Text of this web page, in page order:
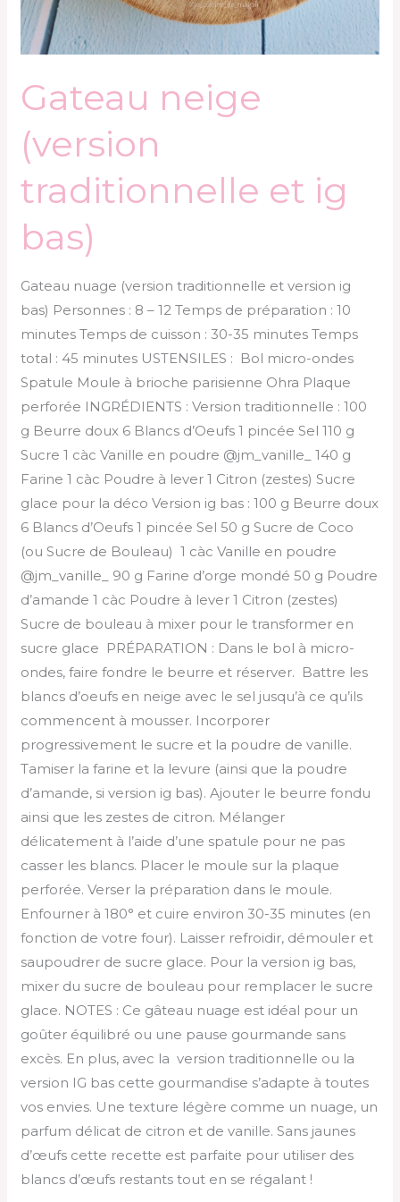
Gateau neige
(version
traditionnelle et ig
bas)
Gateau nuage (version traditionnelle et version ig
bas) Personnes : 8 – 12 Temps de préparation : 10
minutes Temps de cuisson : 30-35 minutes Temps
total : 45 minutes USTENSILES : Bol micro-ondes
Spatule Moule à brioche parisienne Ohra Plaque
perforée INGRÉDIENTS : Version traditionnelle : 100
g Beurre doux 6 Blancs d’Oeufs 1 pincée Sel 110 g
Sucre 1 càc Vanille en poudre @jm_vanille_ 140 g
Farine 1 càc Poudre à lever 1 Citron (zestes) Sucre
glace pour la déco Version ig bas : 100 g Beurre doux
6 Blancs d’Oeufs 1 pincée Sel 50 g Sucre de Coco
(ou Sucre de Bouleau) 1 càc Vanille en poudre
@jm_vanille_ 90 g Farine d’orge mondé 50 g Poudre
d’amande 1 càc Poudre à lever 1 Citron (zestes)
Sucre de bouleau à mixer pour le transformer en
sucre glace PRÉPARATION : Dans le bol à micro-
ondes, faire fondre le beurre et réserver. Battre les
blancs d’oeufs en neige avec le sel jusqu’à ce qu’ils
commencent à mousser. Incorporer
progressivement le sucre et la poudre de vanille.
Tamiser la farine et la levure (ainsi que la poudre
d’amande, si version ig bas). Ajouter le beurre fondu
ainsi que les zestes de citron. Mélanger
délicatement à l’aide d’une spatule pour ne pas
casser les blancs. Placer le moule sur la plaque
perforée. Verser la préparation dans le moule.
Enfourner à 180° et cuire environ 30-35 minutes (en
fonction de votre four). Laisser refroidir, démouler et
saupoudrer de sucre glace. Pour la version ig bas,
mixer du sucre de bouleau pour remplacer le sucre
glace. NOTES : Ce gâteau nuage est idéal pour un
goûter équilibré ou une pause gourmande sans
excès. En plus, avec la version traditionnelle ou la
version IG bas cette gourmandise s’adapte à toutes
vos envies. Une texture légère comme un nuage, un
parfum délicat de citron et de vanille. Sans jaunes
d’œufs cette recette est parfaite pour utiliser des
blancs d’œufs restants tout en se régalant !